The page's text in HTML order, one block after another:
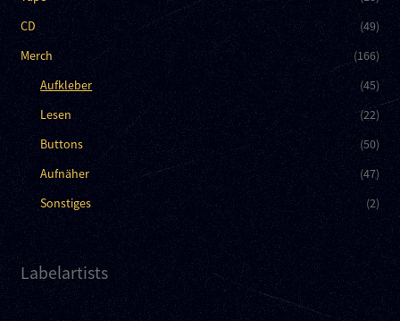
CD
(49)
Merch
(166)
Aufkleber
(45)
Lesen
(22)
Buttons
(50)
Aufnäher
(47)
Sonstiges
(2)
Labelartists